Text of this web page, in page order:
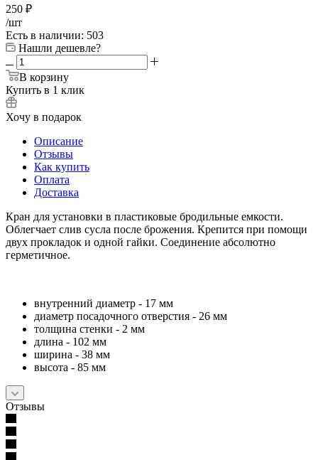
250 ₽
/шт
Есть в наличии: 503
Нашли дешевле?
В корзину
Купить в 1 клик
Хочу в подарок
Описание
Отзывы
Как купить
Оплата
Доставка
Кран для установки в пластиковые бродильные емкости.
Облегчает слив сусла после брожения. Крепится при помощи
двух прокладок и одной гайки. Соединение абсолютно
герметичное.
внутренний диаметр - 17 мм
диаметр посадочного отверстия - 26 мм
толщина стенки - 2 мм
длина - 102 мм
ширина - 38 мм
высота - 85 мм
Отзывы